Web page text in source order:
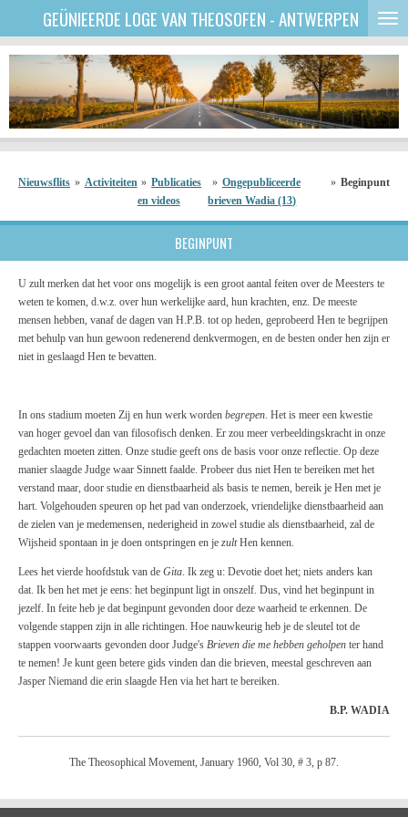
direct
naar
hoofdinhoud
GEÜNIEERDE LOGE VAN THEOSOFEN - ANTWERPEN
Nieuwsflits » Activiteiten » Publicaties
en videos
» Ongepubliceerde
brieven Wadia (13)
» Beginpunt
BEGINPUNT
U zult merken dat het voor ons mogelijk is een groot aantal feiten over de Meesters te
weten te komen, d.w.z. over hun werkelijke aard, hun krachten, enz. De meeste
mensen hebben, vanaf de dagen van H.P.B. tot op heden, geprobeerd Hen te begrijpen
met behulp van hun gewoon redenerend denkvermogen, en de besten onder hen zijn er
niet in geslaagd Hen te bevatten.
In ons stadium moeten Zij en hun werk worden begrepen . Het is meer een kwestie
van hoger gevoel dan van filosofisch denken. Er zou meer verbeeldingskracht in onze
gedachten moeten zitten. Onze studie geeft ons de basis voor onze reflectie. Op deze
manier slaagde Judge waar Sinnett faalde. Probeer dus niet Hen te bereiken met het
verstand maar, door studie en dienstbaarheid als basis te nemen, bereik je Hen met je
hart. Volgehouden speuren op het pad van onderzoek, vriendelijke dienstbaarheid aan
de zielen van je medemensen, nederigheid in zowel studie als dienstbaarheid, zal de
Wijsheid spontaan in je doen ontspringen en je zultHen kennen.
Lees het vierde hoofdstuk van de Gita . Ik zeg u: Devotie doet het; niets anders kan
dat. Ik ben het met je eens: het beginpunt ligt in onszelf. Dus, vind het beginpunt in
jezelf. In feite heb je dat beginpunt gevonden door deze waarheid te erkennen. De
volgende stappen zijn in alle richtingen. Hoe nauwkeurig heb je de sleutel tot de
stappen voorwaarts gevonden door Judge's Brieven die me hebben geholpen ter hand
te nemen! Je kunt geen betere gids vinden dan die brieven, meestal geschreven aan
Jasper Niemand die erin slaagde Hen via het hart te bereiken.
B.P. WADIA
The Theosophical Movement, January 1960, Vol 30, # 3, p 87.